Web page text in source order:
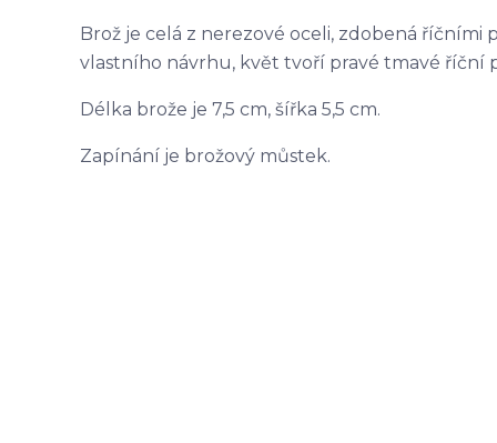
Brož je celá z nerezové oceli, zdobená říčními
vlastního návrhu, květ tvoří pravé tmavé říční
Délka brože je 7,5 cm, šířka 5,5 cm.
Zapínání je brožový můstek.